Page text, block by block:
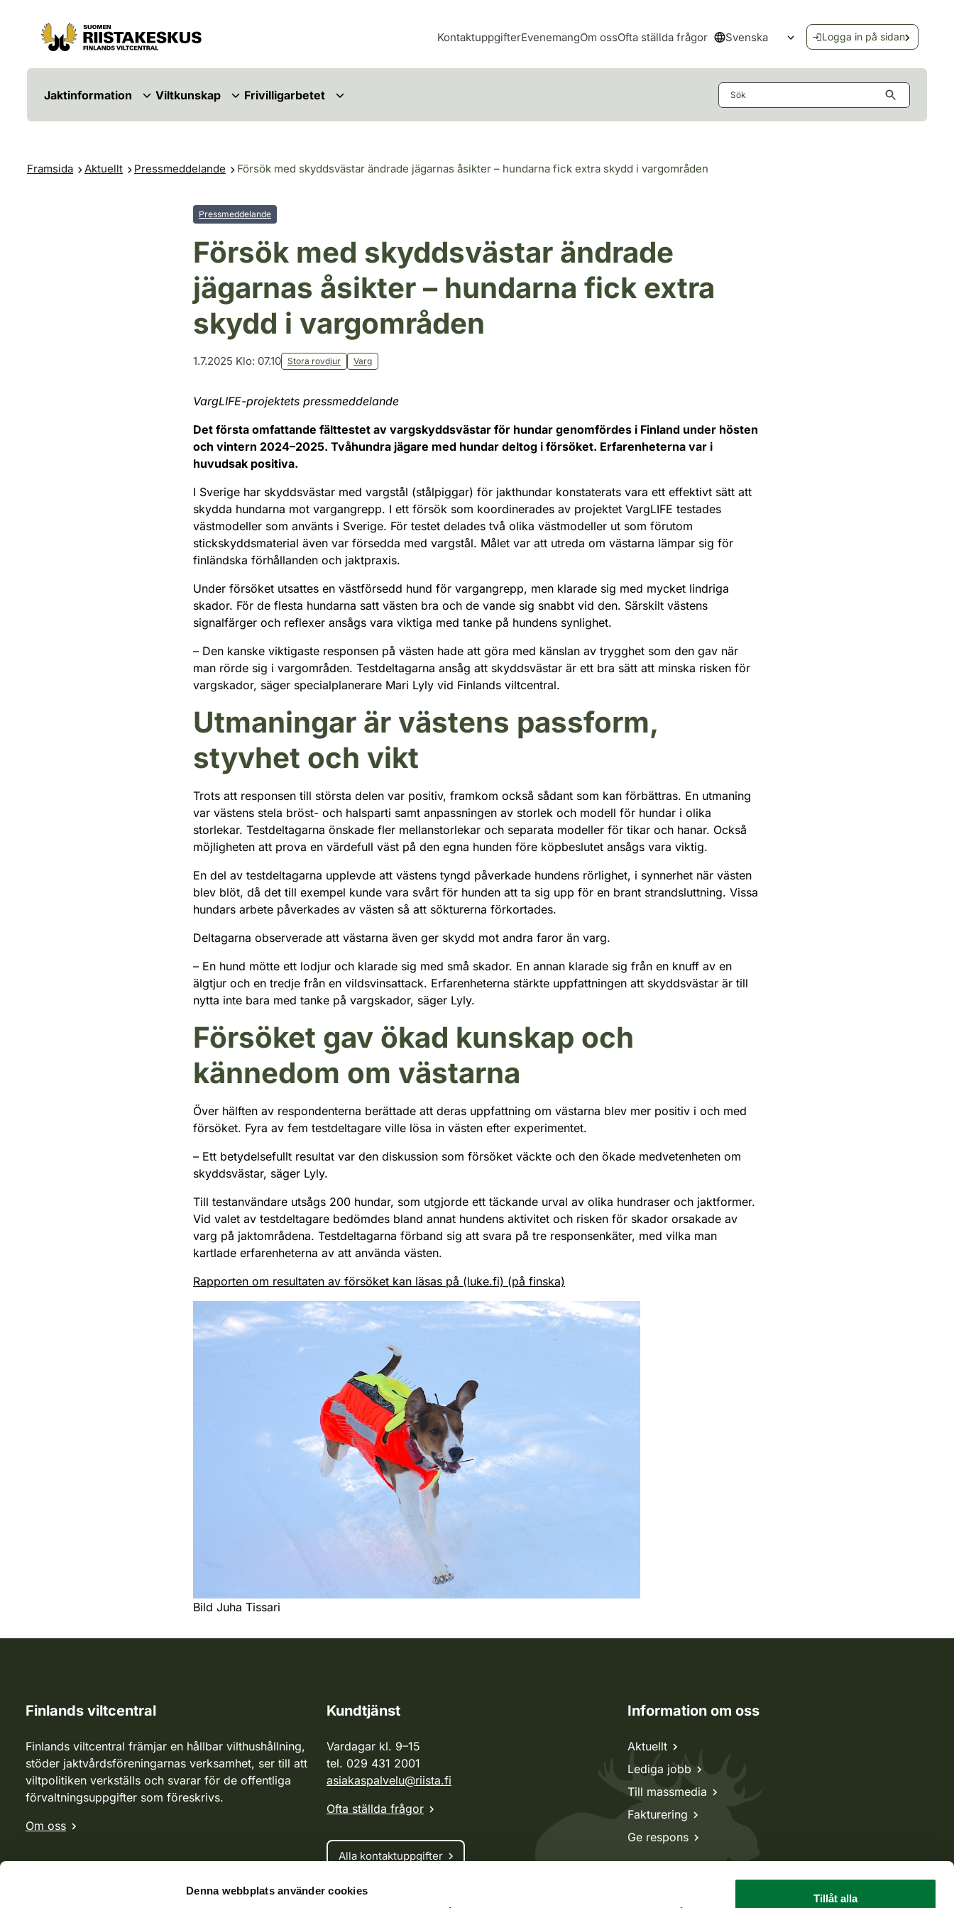
Denna webbplats använder cookies
Tillåt alla
Hoppa till innehåll
Gå till webbplatskartan
KontaktuppgifterEvenemangOm ossOfta ställda frågor Svenska
Öppna språkmenyn
Logga in på sidan
Jaktinformation Viltkunskap Frivilligarbetet
Framsida Aktuellt Pressmeddelande Försök med skyddsvästar ändrade jägarnas åsikter – hundarna fick extra skydd i vargområden
Pressmeddelande
Försök med skyddsvästar ändrade
jägarnas åsikter – hundarna fick extra
skydd i vargområden
1.7.2025 Klo: 07.10 Stora rovdjur Varg
VargLIFE-projektets pressmeddelande
Det första omfattande fälttestet av vargskyddsvästar för hundar genomfördes i Finland under hösten
och vintern 2024–2025. Tvåhundra jägare med hundar deltog i försöket. Erfarenheterna var i
huvudsak positiva.
I Sverige har skyddsvästar med vargstål (stålpiggar) för jakthundar konstaterats vara ett effektivt sätt att
skydda hundarna mot vargangrepp. I ett försök som koordinerades av projektet VargLIFE testades
västmodeller som använts i Sverige. För testet delades två olika västmodeller ut som förutom
stickskyddsmaterial även var försedda med vargstål. Målet var att utreda om västarna lämpar sig för
finländska förhållanden och jaktpraxis.
Under försöket utsattes en västförsedd hund för vargangrepp, men klarade sig med mycket lindriga
skador. För de flesta hundarna satt västen bra och de vande sig snabbt vid den. Särskilt västens
signalfärger och reflexer ansågs vara viktiga med tanke på hundens synlighet.
– Den kanske viktigaste responsen på västen hade att göra med känslan av trygghet som den gav när
man rörde sig i vargområden. Testdeltagarna ansåg att skyddsvästar är ett bra sätt att minska risken för
vargskador, säger specialplanerare Mari Lyly vid Finlands viltcentral.
Utmaningar är västens passform,
styvhet och vikt
Trots att responsen till största delen var positiv, framkom också sådant som kan förbättras. En utmaning
var västens stela bröst- och halsparti samt anpassningen av storlek och modell för hundar i olika
storlekar. Testdeltagarna önskade fler mellanstorlekar och separata modeller för tikar och hanar. Också
möjligheten att prova en värdefull väst på den egna hunden före köpbeslutet ansågs vara viktig.
En del av testdeltagarna upplevde att västens tyngd påverkade hundens rörlighet, i synnerhet när västen
blev blöt, då det till exempel kunde vara svårt för hunden att ta sig upp för en brant strandsluttning. Vissa
hundars arbete påverkades av västen så att sökturerna förkortades.
Deltagarna observerade att västarna även ger skydd mot andra faror än varg.
– En hund mötte ett lodjur och klarade sig med små skador. En annan klarade sig från en knuff av en
älgtjur och en tredje från en vildsvinsattack. Erfarenheterna stärkte uppfattningen att skyddsvästar är till
nytta inte bara med tanke på vargskador, säger Lyly.
Försöket gav ökad kunskap och
kännedom om västarna
Över hälften av respondenterna berättade att deras uppfattning om västarna blev mer positiv i och med
försöket. Fyra av fem testdeltagare ville lösa in västen efter experimentet.
– Ett betydelsefullt resultat var den diskussion som försöket väckte och den ökade medvetenheten om
skyddsvästar, säger Lyly.
Till testanvändare utsågs 200 hundar, som utgjorde ett täckande urval av olika hundraser och jaktformer.
Vid valet av testdeltagare bedömdes bland annat hundens aktivitet och risken för skador orsakade av
varg på jaktområdena. Testdeltagarna förband sig att svara på tre responsenkäter, med vilka man
kartlade erfarenheterna av att använda västen.
Rapporten om resultaten av försöket kan läsas på (luke.fi) (på finska)
Bild Juha Tissari
Finlands viltcentral
Finlands viltcentral främjar en hållbar vilthushållning,
stöder jaktvårdsföreningarnas verksamhet, ser till att
viltpolitiken verkställs och svarar för de offentliga
förvaltningsuppgifter som föreskrivs.
Om oss
Kundtjänst
Vardagar kl. 9–15
tel. 029 431 2001
asiakaspalvelu@riista.fi
Ofta ställda frågor
Alla kontaktuppgifter
Jaktkort
Information om oss
Aktuellt
Lediga jobb
Till massmedia
Fakturering
Ge respons